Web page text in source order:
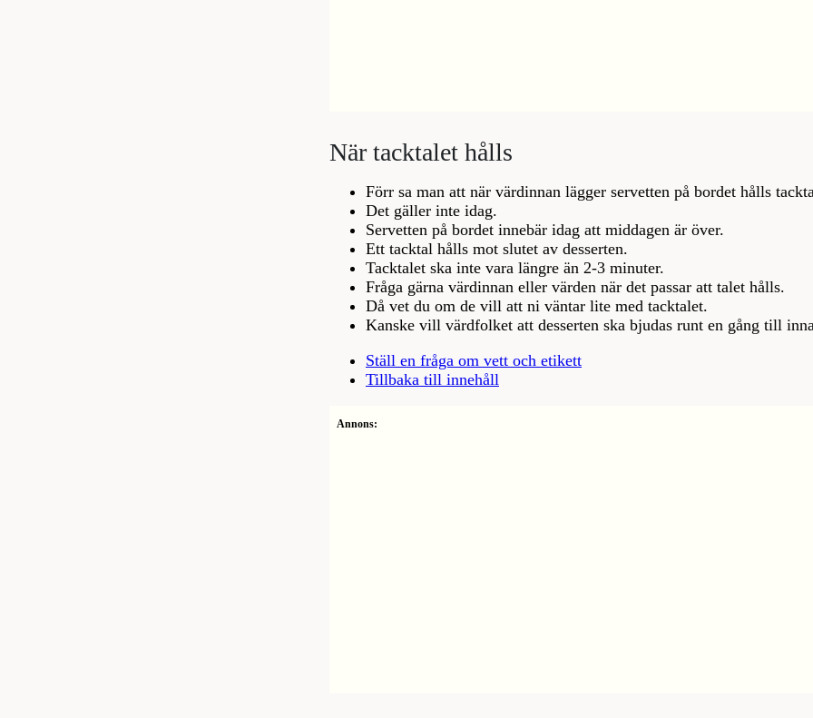
När tacktalet hålls
Förr sa man att när värdinnan lägger servetten på bordet hålls
Det gäller inte idag.
Servetten på bordet innebär idag att middagen är över.
Ett tacktal hålls mot slutet av desserten.
Tacktalet ska inte vara längre än 2-3 minuter.
Fråga gärna värdinnan eller värden när det passar att talet hålls.
Då vet du om de vill att ni väntar lite med tacktalet.
Kanske vill värdfolket att desserten ska bjudas runt en gång till
Ställ en fråga om vett och etikett
Tillbaka till innehåll
Annons: